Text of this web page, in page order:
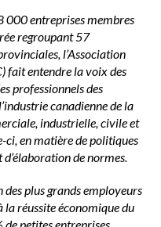
000 entreprises membres
regroupant 57
l’Association
fait entendre la voix des
professionnels des
canadienne de la
industrielle, civile et
ci, en matière de politiques
de normes.
des plus grands employeurs
réussite économique du
de petites entreprises,